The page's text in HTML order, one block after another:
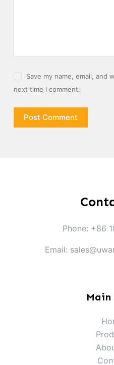
Save my name, email,
next time I comment.
Post Comment
Phone: +86
Email:
Main